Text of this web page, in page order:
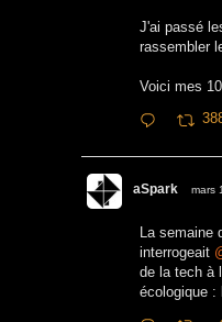
J'ai passé
rassembler
Voici mes
aSpark mars
La semaine
interrogeait
de la tech à
écologique :